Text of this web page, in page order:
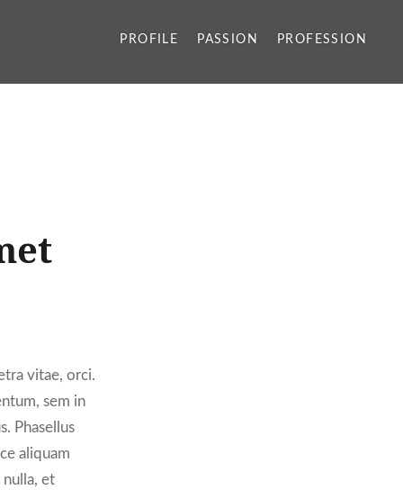
PROFILE PASSION PROFESSION
vitae, orci.
sem in
Phasellus
aliquam
et